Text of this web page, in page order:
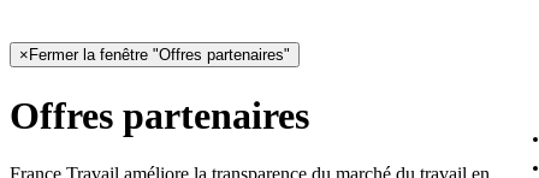
× Fermer la fenêtre "Offres partenaires"
Offres partenaires